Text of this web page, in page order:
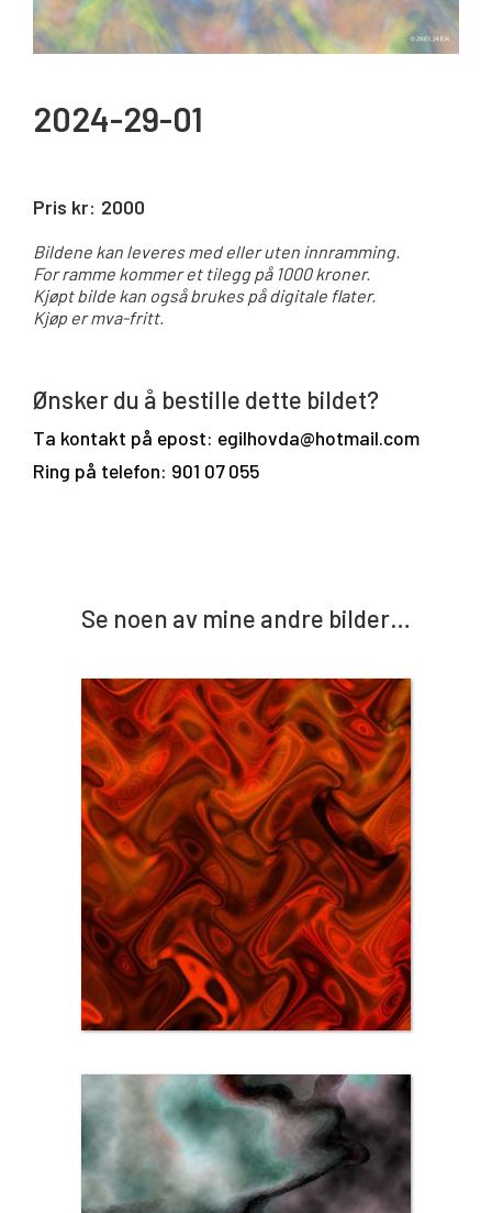
2024-29-01
Pris kr: 2000
Bildene kan leveres med eller uten innramming.
For ramme kommer et tilegg på 1000 kroner.
Kjøpt bilde kan også brukes på digitale flater.
Kjøp er mva-fritt.
Ønsker du å bestille dette bildet?
Ta kontakt på epost: egilhovda@hotmail.com
Ring på telefon: 901 07 055
Se noen av mine andre bilder…